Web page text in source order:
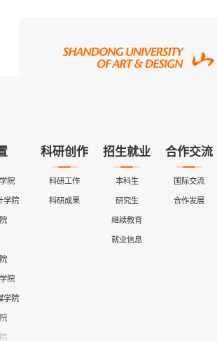
院
学院
院
学院
科研创作
科研工作
科研成果
招生就业
本科生
研究生
继续教育
就业信息
合作交流
国际交流
合作发展